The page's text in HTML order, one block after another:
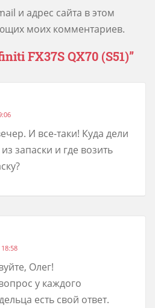
и адрес сайта в этом
моих комментариев.
FX37S QX70 (S51)”
И все-таки! Куда дели
запаски и где возить
Олег!
у каждого
есть свой ответ.